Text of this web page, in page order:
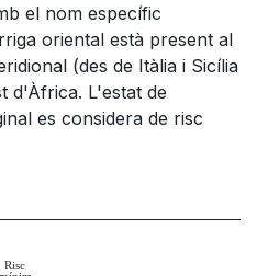
el nom específic
oriental està present al
(des de Itàlia i Sicília
d'Àfrica. L'estat de
es considera de risc